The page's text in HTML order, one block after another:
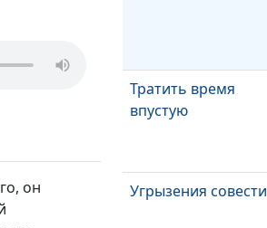
он
Тратить время
впустую
Угрызения совести